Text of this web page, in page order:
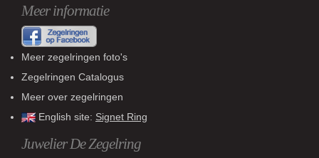
Meer informatie
Meer zegelringen foto's
Zegelringen Catalogus
Meer over zegelringen
English site: Signet Ring
Juwelier De Zegelring